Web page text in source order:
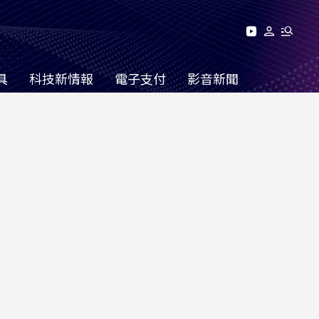
科技新情報 電子支付 影音新聞